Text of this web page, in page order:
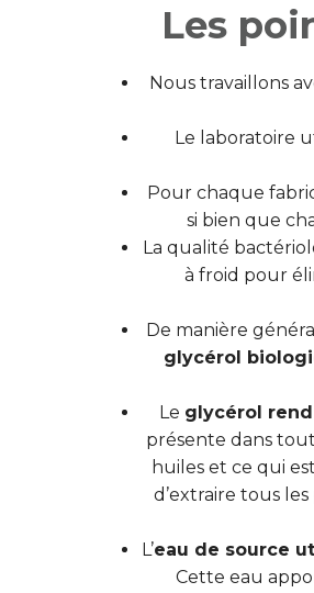
Les
Nous travaillons
Le laboratoire
Pour chaque
si bien que
La qualité
à froid pour
De manière
glycérol
Le glycérol
présente dans
huiles et ce qui
d’extraire tous
L’eau de source
Cette eau